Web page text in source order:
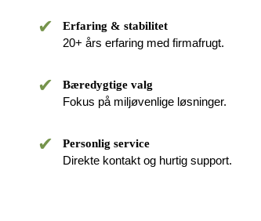
✔ Erfaring & stabilitet
20+ års erfaring med firmafrugt.
✔ Bæredygtige valg
Fokus på miljøvenlige løsninger.
✔ Personlig service
Direkte kontakt og hurtig support.